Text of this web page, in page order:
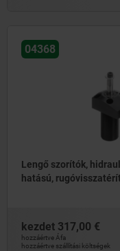
04368
Lengő szorítók,
hatású,
kezdet 317,00 €
hozzáértve Áfa
hozzáértve szállítási költségek